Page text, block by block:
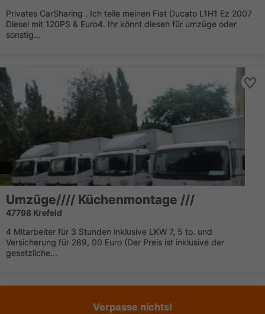
Privates CarSharing . Ich teile meinen Fiat Ducato L1H1 Ez 2007
Diesel mit 120PS & Euro4. Ihr könnt diesen für umzüge oder
sonstig...
Umzüge//// Küchenmontage ///
47798 Krefeld
4 Mitarbeiter für 3 Stunden inklusive LKW 7, 5 to. und
Versicherung für 289, 00 Euro (Der Preis ist inklusive der
gesetzliche...
Verpasse nichts!